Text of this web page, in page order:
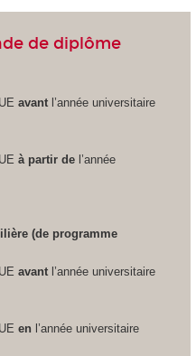
de diplôme
avantl’année universitaire
à partir de l’année
(de programme
avantl’année universitaire
en l’année universitaire